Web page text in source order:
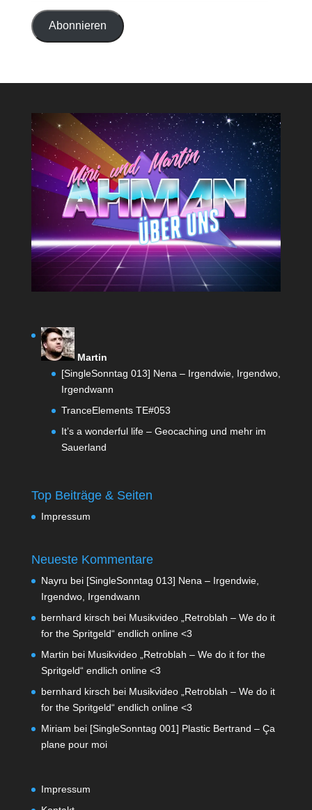
AdresseAbonnieren
Martin
[SingleSonntag 013] Nena – Irgendwie, Irgendwo,
Irgendwann
TranceElements TE#053
It’s a wonderful life – Geocaching und mehr im
Sauerland
Top Beiträge & Seiten
Impressum
Neueste Kommentare
Nayru bei [SingleSonntag 013] Nena – Irgendwie,
Irgendwo, Irgendwann
bernhard kirsch bei Musikvideo „Retroblah – We do it
for the Spritgeld“ endlich online <3
Martin bei Musikvideo „Retroblah – We do it for the
Spritgeld“ endlich online <3
bernhard kirsch bei Musikvideo „Retroblah – We do it
for the Spritgeld“ endlich online <3
Miriam bei [SingleSonntag 001] Plastic Bertrand – Ça
plane pour moi
Impressum